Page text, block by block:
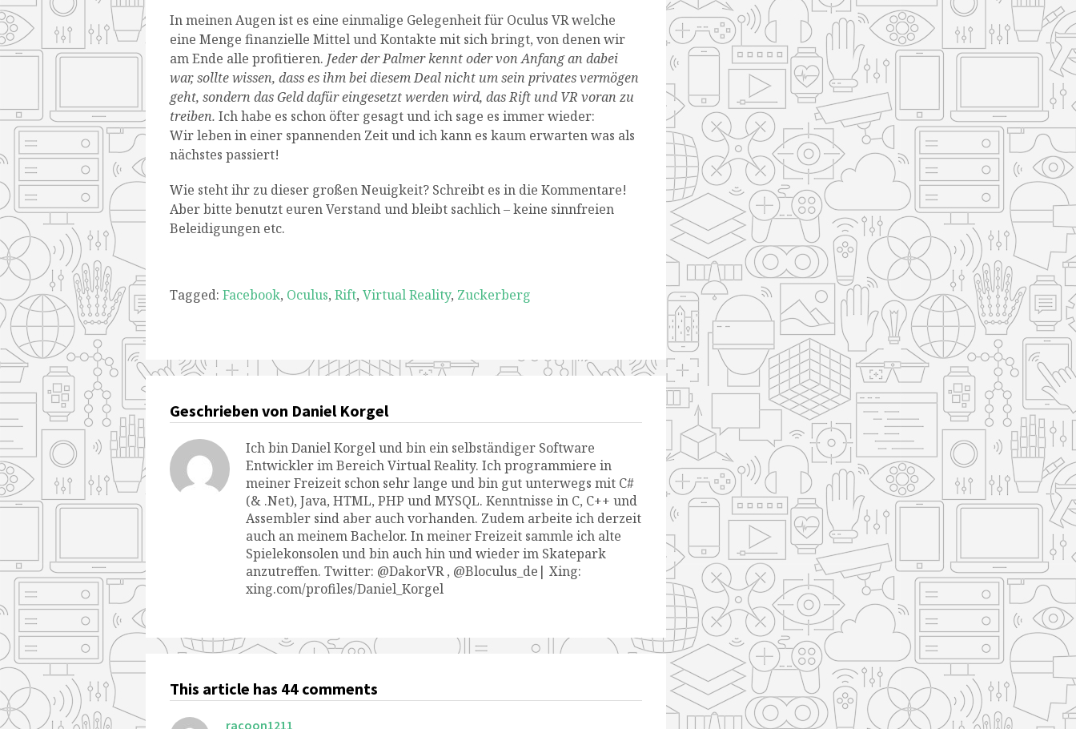
In meinen Augen ist es eine einmalige Gelegenheit für Oculus VR welche
eine Menge finanzielle Mittel und Kontakte mit sich bringt, von denen wir
am Ende alle profitieren. Jeder der Palmer kennt oder von Anfang an dabei
war, sollte wissen, dass es ihm bei diesem Deal nicht um sein privates vermögen
geht, sondern das Geld dafür eingesetzt werden wird, das Rift und VR voran zu
treiben. Ich habe es schon öfter gesagt und ich sage es immer wieder:
Wir leben in einer spannenden Zeit und ich kann es kaum erwarten was als
nächstes passiert!
Wie steht ihr zu dieser großen Neuigkeit? Schreibt es in die Kommentare!
Aber bitte benutzt euren Verstand und bleibt sachlich – keine sinnfreien
Beleidigungen etc.
Tagged: Facebook, Oculus, Rift, Virtual Reality, Zuckerberg
Geschrieben von Daniel Korgel
Ich bin Daniel Korgel und bin ein selbständiger Software
Entwickler im Bereich Virtual Reality. Ich programmiere in
meiner Freizeit schon sehr lange und bin gut unterwegs mit C#
(& .Net), Java, HTML, PHP und MYSQL. Kenntnisse in C, C++ und
Assembler sind aber auch vorhanden. Zudem arbeite ich derzeit
auch an meinem Bachelor. In meiner Freizeit sammle ich alte
Spielekonsolen und bin auch hin und wieder im Skatepark
anzutreffen. Twitter: @DakorVR , @Bloculus_de| Xing:
xing.com/profiles/Daniel_Korgel
This article has 44 comments
racoon1211